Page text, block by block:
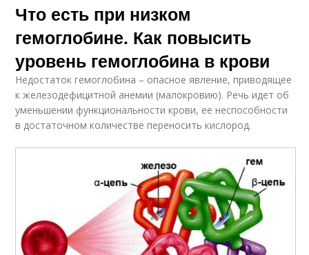
Что есть при низком
гемоглобине. Как повысить
уровень гемоглобина в крови
Недостаток гемоглобина – опасное явление, приводящее
к железодефицитной анемии (малокровию). Речь идет об
уменьшении функциональности крови, ее неспособности
в достаточном количестве переносить кислород.